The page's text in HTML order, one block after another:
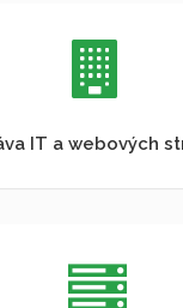
IT a webových